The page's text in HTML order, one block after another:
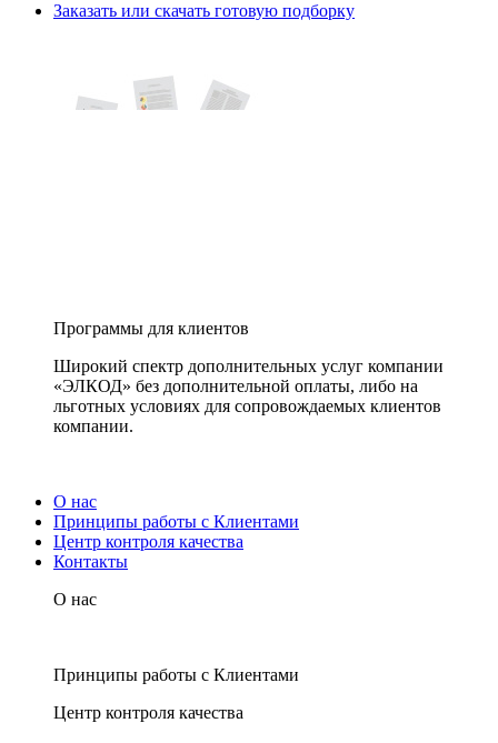
Заказать или скачать готовую подборку
Программы для клиентов
Широкий спектр дополнительных услуг компании
«ЭЛКОД» без дополнительной оплаты, либо на
льготных условиях для сопровождаемых клиентов
компании.
О нас
Принципы работы с Клиентами
Центр контроля качества
Контакты
О нас
Принципы работы с Клиентами
Центр контроля качества